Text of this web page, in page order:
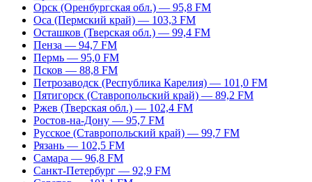
Орск (Оренбургская обл.) — 95,8 FM
Оса (Пермский край) — 103,3 FM
Осташков (Тверская обл.) — 99,4 FM
Пенза — 94,7 FM
Пермь — 95,0 FM
Псков — 88,8 FM
Петрозаводск (Республика Карелия) — 101,0 FM
Пятигорск (Ставропольский край) — 89,2 FM
Ржев (Тверская обл.) — 102,4 FM
Ростов-на-Дону — 95,7 FM
Русское (Ставропольский край) — 99,7 FM
Рязань — 102,5 FM
Самара — 96,8 FM
Санкт-Петербург — 92,9 FM